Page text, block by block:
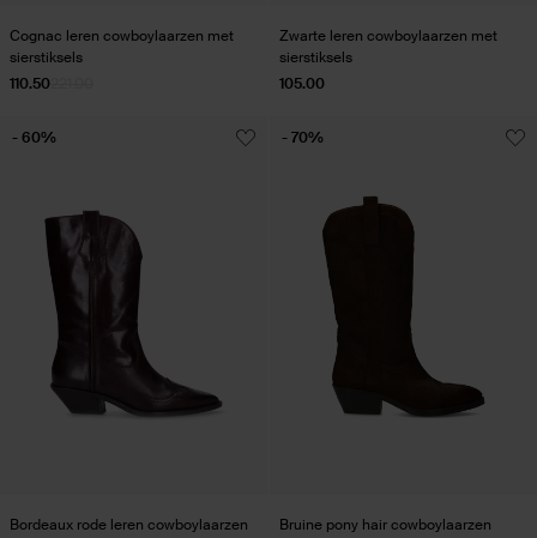
Cognac leren cowboylaarzen met
sierstiksels
110.50
Zwarte leren cowboylaarzen met
sierstiksels
105.00
Bordeaux rode leren cowboylaarzen
- 60%
Bruine pony hair cowboylaarzen
- 70%